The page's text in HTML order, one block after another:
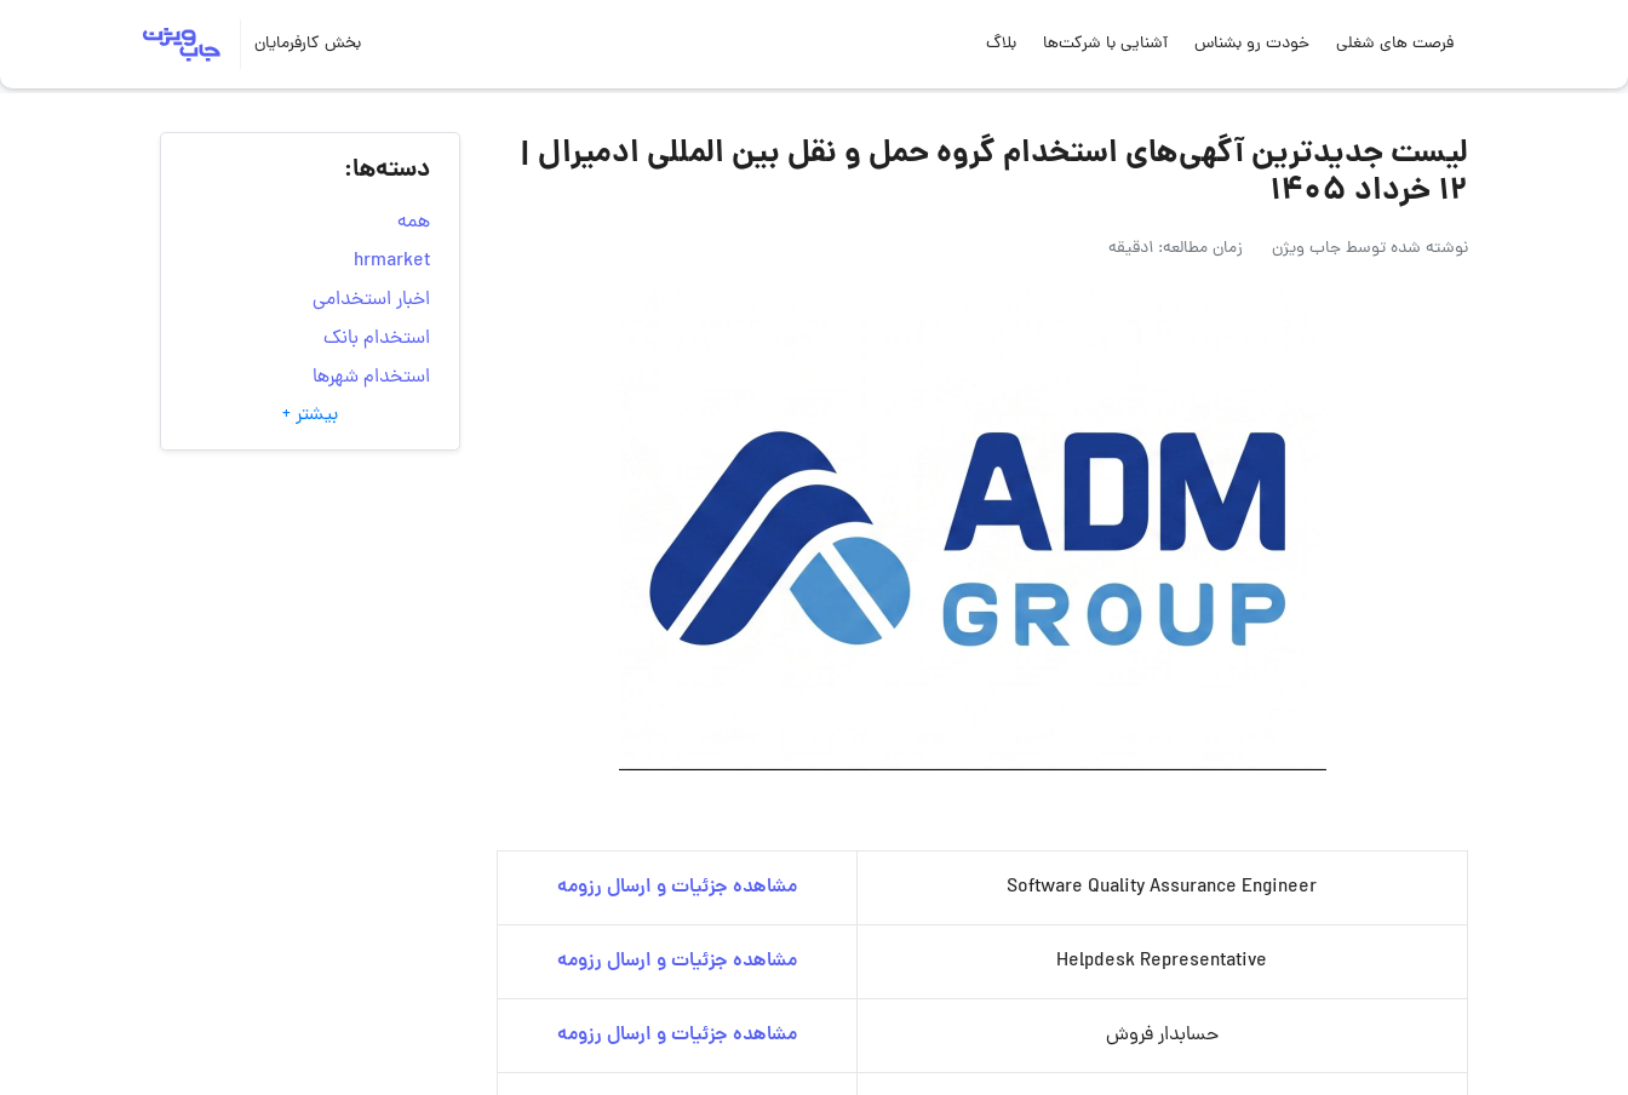
فرصت های شغلی خودت رو بشناس آشنایی با شرکت‌ها بلاگ بخش کارفرمایان
لیست جدیدترین آگهی‌های استخدام گروه حمل و نقل بین المللی ادمیرال |
۱۲ خرداد ۱۴۰۵
نوشته شده توسطجاب ویژن زمان مطالعه: 1دقیقه
Software Quality Assurance Engineer مشاهده جزئیات و ارسال رزومه
Helpdesk Representative مشاهده جزئیات و ارسال رزومه
حسابدار فروش مشاهده جزئیات و ارسال رزومه
دسته‌ها:
همه
hrmarket
اخبار استخدامی
استخدام بانک
استخدام شهرها
انتخاب مسیر شغلی
به‌روزرسانی‌های سایت
بیشتر +